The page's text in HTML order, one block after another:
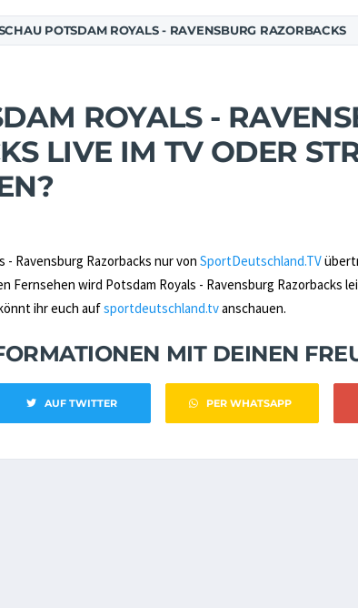
POTSDAM ROYALS - RAVENSBURG RAZORBACKS
ROYALS -
LIVE IM TV ODER
- Ravensburg Razorbacks nur von SportDeutschland.TV
Fernsehen wird Potsdam Royals - Ravensburg Razorbacks
ihr euch aufsportdeutschland.tvanschauen.
MIT DEINEN
AUF TWITTER PER WHATSAPP